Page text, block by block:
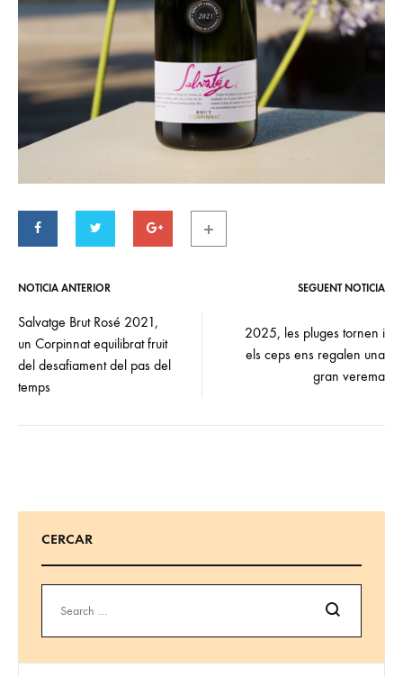
Post
navigation
NOTÍCIA ANTERIOR SEGÜENT NOTÍCIA
Salvatge Brut Rosé 2021,
un Corpinnat equilibrat fruit
del desafiament del pas del
temps
2025, les pluges tornen i
els ceps ens regalen una
gran verema
CERCAR
Cercar